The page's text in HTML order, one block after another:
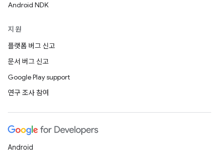
Android NDK
지원
플랫폼 버그 신고
문서 버그 신고
Google Play support
연구 조사 참여
Android